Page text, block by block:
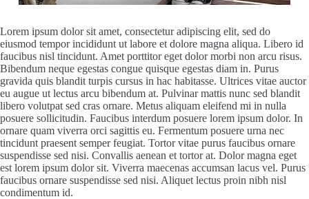
Lorem ipsum dolor sit amet, consectetur adipiscing elit, sed do
eiusmod tempor incididunt ut labore et dolore magna aliqua. Libero id
faucibus nisl tincidunt. Amet porttitor eget dolor morbi non arcu risus.
Bibendum neque egestas congue quisque egestas diam in. Purus
gravida quis blandit turpis cursus in hac habitasse. Ultrices vitae auctor
eu augue ut lectus arcu bibendum at. Pulvinar mattis nunc sed blandit
libero volutpat sed cras ornare. Metus aliquam eleifend mi in nulla
posuere sollicitudin. Faucibus interdum posuere lorem ipsum dolor. In
ornare quam viverra orci sagittis eu. Fermentum posuere urna nec
tincidunt praesent semper feugiat. Tortor vitae purus faucibus ornare
suspendisse sed nisi. Convallis aenean et tortor at. Dolor magna eget
est lorem ipsum dolor sit. Viverra maecenas accumsan lacus vel. Purus
faucibus ornare suspendisse sed nisi. Aliquet lectus proin nibh nisl
condimentum id.